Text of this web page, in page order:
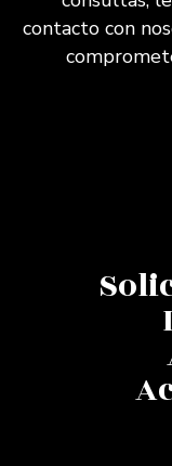
contacto con